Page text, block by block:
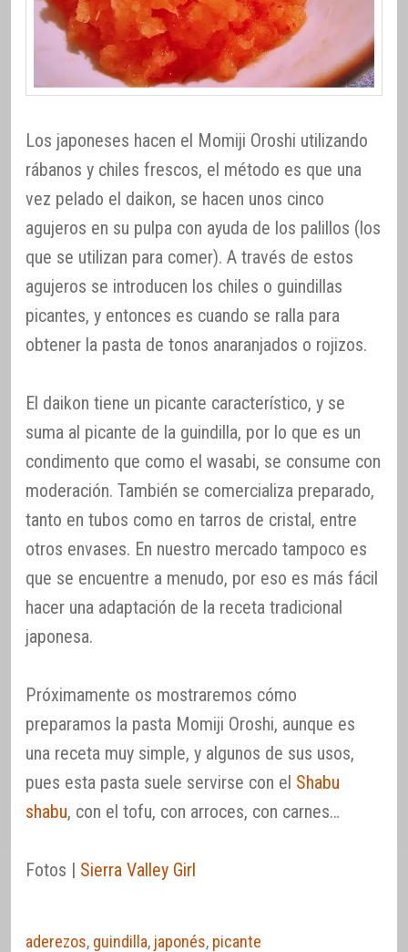
Los japoneses hacen el Momiji Oroshi utilizando
rábanos y chiles frescos, el método es que una
vez pelado el daikon, se hacen unos cinco
agujeros en su pulpa con ayuda de los palillos (los
que se utilizan para comer). A través de estos
agujeros se introducen los chiles o guindillas
picantes, y entonces es cuando se ralla para
obtener la pasta de tonos anaranjados o rojizos.
El daikon tiene un picante característico, y se
suma al picante de la guindilla, por lo que es un
condimento que como el wasabi, se consume con
moderación. También se comercializa preparado,
tanto en tubos como en tarros de cristal, entre
otros envases. En nuestro mercado tampoco es
que se encuentre a menudo, por eso es más fácil
hacer una adaptación de la receta tradicional
japonesa.
Próximamente os mostraremos cómo
preparamos la pasta Momiji Oroshi, aunque es
una receta muy simple, y algunos de sus usos,
pues esta pasta suele servirse con el Shabu
shabu, con el tofu, con arroces, con carnes…
Fotos | Sierra Valley Girl
aderezos, guindilla, japonés, picante